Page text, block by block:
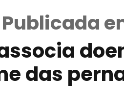
das